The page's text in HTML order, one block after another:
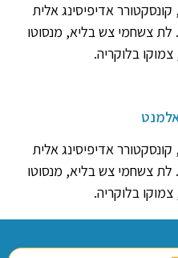
אדיפיסינג אלית
לת צשחמי צש בליא, מנסוטו
בלוקריה.
אדיפיסינג אלית
לת צשחמי צש בליא, מנסוטו
בלוקריה.